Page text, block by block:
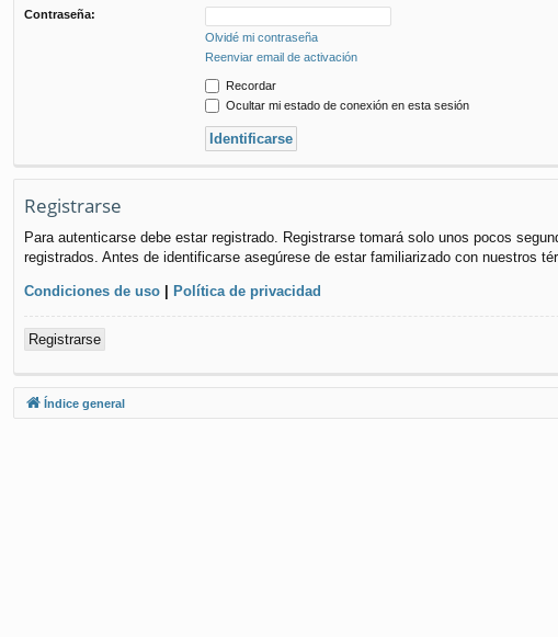
Contraseña:
Olvidé mi contraseña
Reenviar email de activación
Recordar
Ocultar mi estado de conexión en esta sesión
Registrarse
Para autenticarse debe estar registrado. Registrarse tomará solo unos pocos
registrados. Antes de identificarse asegúrese de estar familiarizado con nuestros
Condiciones de uso | Política de privacidad
Registrarse
Índice general